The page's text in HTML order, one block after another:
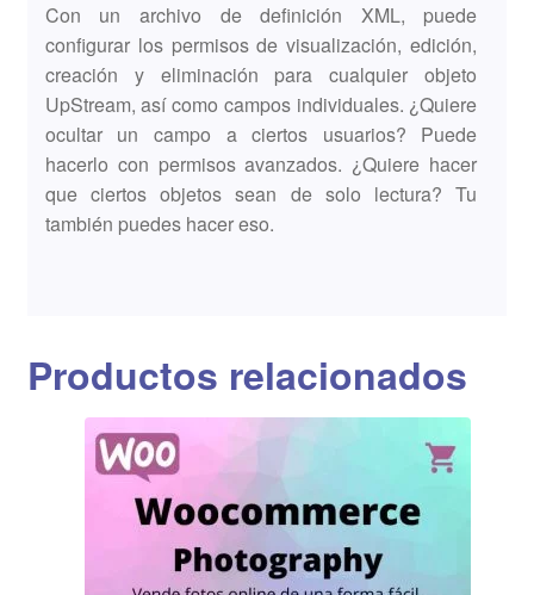
Con un archivo de definición XML, puede
configurar los permisos de visualización, edición,
creación y eliminación para cualquier objeto
UpStream, así como campos individuales. ¿Quiere
ocultar un campo a ciertos usuarios? Puede
hacerlo con permisos avanzados. ¿Quiere hacer
que ciertos objetos sean de solo lectura? Tu
también puedes hacer eso.
Productos relacionados